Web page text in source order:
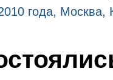
года, Москва,